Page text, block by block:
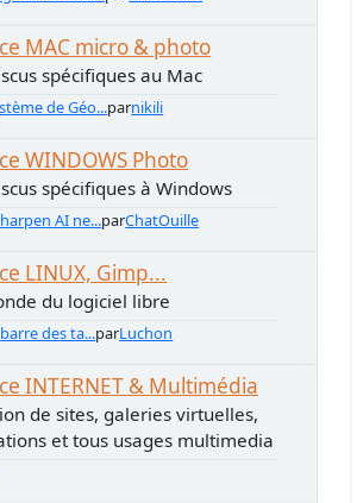
MAC micro & photo
spécifiques au Mac
de Géo...parnikili
WINDOWS Photo
spécifiques à Windows
AI ne...parChatOuille
LINUX, Gimp...
du logiciel libre
des ta...parLuchon
INTERNET & Multimédia
de sites, galeries virtuelles,
et tous usages multimedia